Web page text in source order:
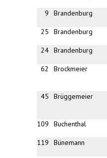
9 Brandenburg
25 Brandenburg
24 Brandenburg
62 Brockmeier
45 Brüggemeier
109 Buchenthal
119 Bünemann